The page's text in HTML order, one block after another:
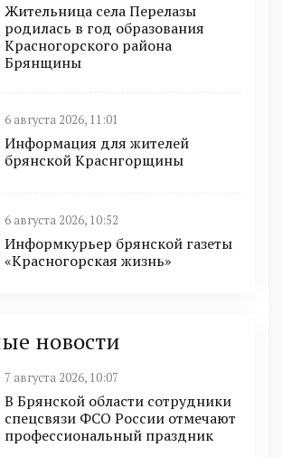
Жительница села Перелазы
родилась в год образования
Красногорского района
Брянщины
6 августа 2026, 11:01
Информация для жителей
брянской Краснгорщины
6 августа 2026, 10:52
Информкурьер брянской газеты
«Красногорская жизнь»
новости
7 августа 2026, 10:07
В Брянской области сотрудники
спецсвязи ФСО России отмечают
профессиональный праздник